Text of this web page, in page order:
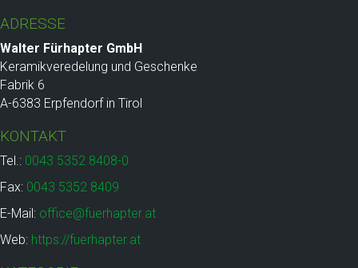
Optionen
ADRESSE
Walter Fürhapter GmbH
Keramikveredelung und Geschenke
Fabrik 6
A-6383 Erpfendorf in Tirol
KONTAKT
Tel.: 0043 5352 8408-0
Fax: 0043 5352 8409
E-Mail: office@fuerhapter.at
Web: https://fuerhapter.at